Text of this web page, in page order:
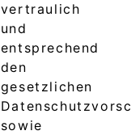
vertraulich
und
entsprechend
den
gesetzlichen
sowie